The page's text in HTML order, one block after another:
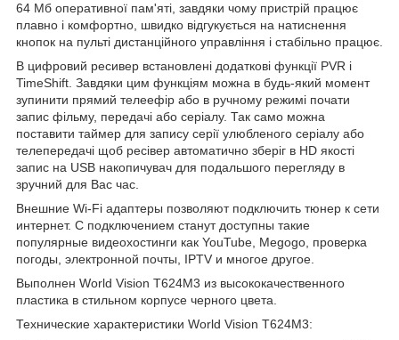
64 Мб оперативної пам'яті, завдяки чому пристрій працює
плавно і комфортно, швидко відгукується на натиснення
кнопок на пульті дистанційного управління і стабільно працює.
В цифровий ресивер встановлені додаткові функції PVR і
TimeShift. Завдяки цим функціям можна в будь-який момент
зупинити прямий телеефір або в ручному режимі почати
запис фільму, передачі або серіалу. Так само можна
поставити таймер для запису серії улюбленого серіалу або
телепередачі щоб ресівер автоматично зберіг в HD якості
запис на USB накопичувач для подальшого перегляду в
зручний для Вас час.
Внешние Wi-Fi адаптеры позволяют подключить тюнер к сети
интернет. С подключением станут доступны такие
популярные видеохостинги как YouTube, Megogo, проверка
погоды, электронной почты, IPTV и многое другое.
Выполнен World Vision T624М3 из высококачественного
пластика в стильном корпусе черного цвета.
Технические характеристики World Vision T624М3: